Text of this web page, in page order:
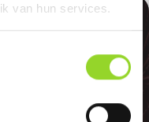
van hun services.